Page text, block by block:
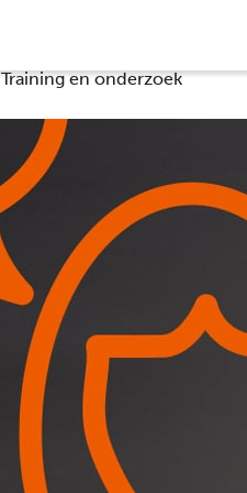
Training en onderzoek